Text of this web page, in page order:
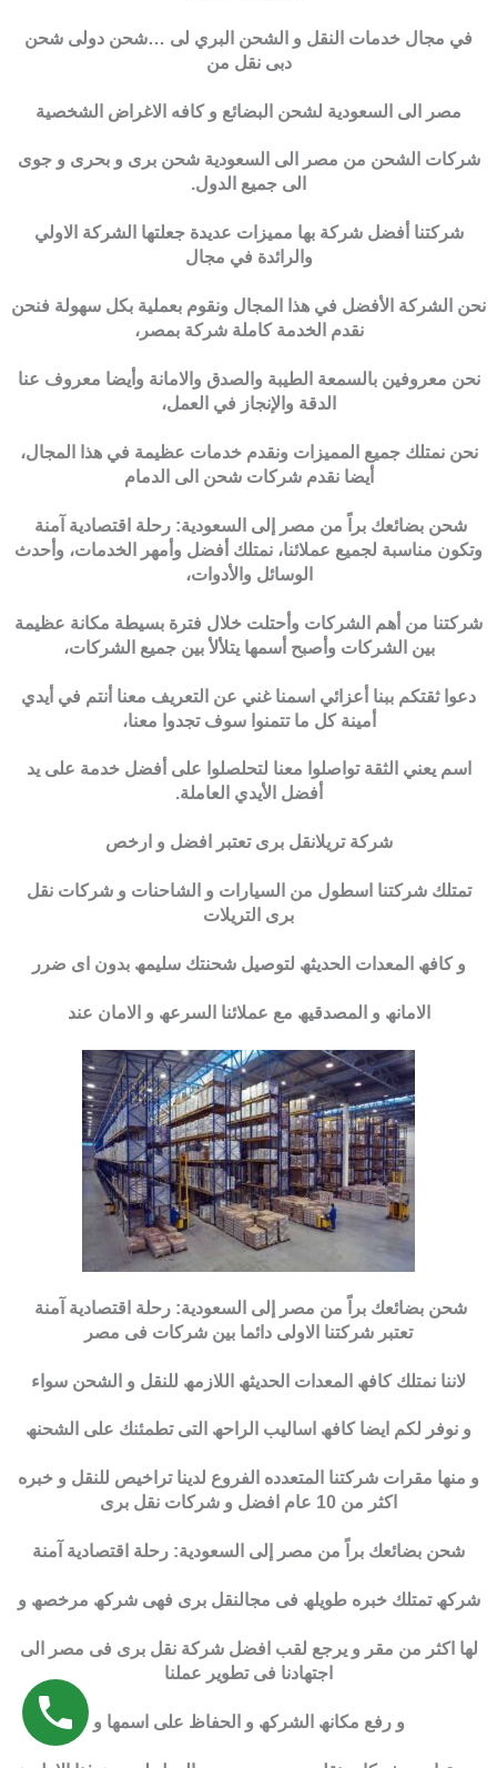
في مجال خدمات النقل و الشحن البري لى …شحن دولى شحن
دبى نقل من
مصر الى السعودية لشحن البضائع و كافه الاغراض الشخصية
شركات الشحن من مصر الى السعودية شحن برى و بحرى و جوى
الى جميع الدول.
شركتنا أفضل شركة بها مميزات عديدة جعلتها الشركة الاولي
والرائدة في مجال
نحن الشركة الأفضل في هذا المجال ونقوم بعملية بكل سهولة فنحن
نقدم الخدمة كاملة شركة بمصر،
نحن معروفين بالسمعة الطيبة والصدق والامانة وأيضا معروف عنا
الدقة والإنجاز في العمل،
نحن نمتلك جميع المميزات ونقدم خدمات عظيمة في هذا المجال،
أيضا نقدم شركات شحن الى الدمام
شحن بضائعك براً من مصر إلى السعودية: رحلة اقتصادية آمنة
وتكون مناسبة لجميع عملائنا، نمتلك أفضل وأمهر الخدمات، وأحدث
الوسائل والأدوات،
شركتنا من أهم الشركات وأحتلت خلال فترة بسيطة مكانة عظيمة
بين الشركات وأصبح أسمها يتلألأ بين جميع الشركات،
دعوا ثقتكم ببنا أعزائي اسمنا غني عن التعريف معنا أنتم في أيدي
أمينة كل ما تتمنوا سوف تجدوا معنا،
اسم يعني الثقة تواصلوا معنا لتحلصلوا على أفضل خدمة على يد
أفضل الأيدي العاملة.
شركة تريلانقل برى تعتبر افضل و ارخص
تمتلك شركتنا اسطول من السیارات و الشاحنات و شركات نقل
برى التریلات
و كافھ المعدات الحدیثھ لتوصیل شحنتك سلیمھ بدون اى ضرر
الامانھ و المصدقیھ مع عملائنا السرعھ و الامان عند
شحن بضائعك براً من مصر إلى السعودية: رحلة اقتصادية آمنة
تعتبر شركتنا الاولى دائما بین شركات فى مصر
لاننا نمتلك كافھ المعدات الحدیثھ اللازمھ للنقل و الشحن سواء
و نوفر لكم ایضا كافھ اسالیب الراحھ التى تطمئنك على الشحنھ
و منھا مقرات شركتنا المتعدده الفروع لدینا تراخیص للنقل و خبره
اكثر من 10 عام افضل و شركات نقل برى
شحن بضائعك براً من مصر إلى السعودية: رحلة اقتصادية آمنة
شركھ تمتلك خبره طویلھ فى مجالنقل برى فھى شركھ مرخصھ و
لھا اكثر من مقر و یرجع لقب افضل شركة نقل برى فى مصر الى
اجتھادنا فى تطویر عملنا
و رفع مكانھ الشركھ و الحفاظ على اسمھا و